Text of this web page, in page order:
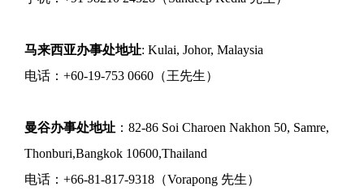
马来西亚办事处地址: Kulai, Johor, Malaysia
电话：+60-19-753 0660（王先生）
曼谷办事处地址 ：82-86 Soi Charoen Nakhon 50, Samre,
Thonburi,Bangkok 10600,Thailand
电话：+66-81-817-9318（Vorapong 先生）